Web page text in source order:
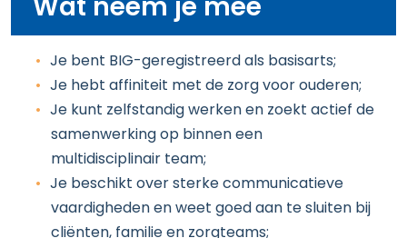
Wat neem je mee
Je bent BIG-geregistreerd als basisarts;
Je hebt affiniteit met de zorg voor ouderen;
Je kunt zelfstandig werken en zoekt actief de
samenwerking op binnen een
multidisciplinair team;
Je beschikt over sterke communicatieve
vaardigheden en weet goed aan te sluiten bij
cliënten, familie en zorgteams;